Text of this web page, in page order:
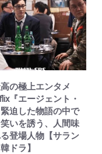
の極上エンタメ
『エージェント・
迫した物語の中で
いを誘う、人間味
登場人物【サラン
ドラ】